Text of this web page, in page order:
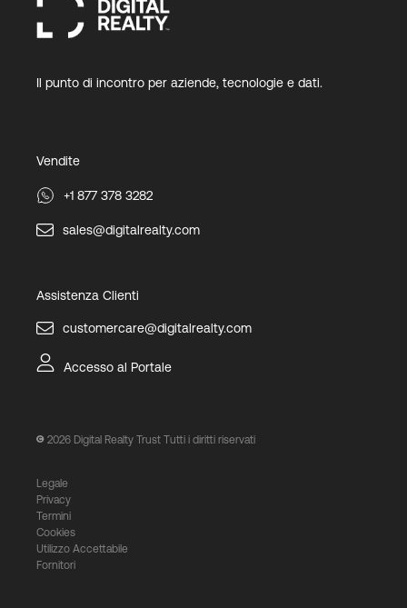
Il punto di incontro per aziende, tecnologie e dati.
Vendite
+1 877 378 3282
sales@digitalrealty.com
Assistenza Clienti
customercare@digitalrealty.com
Accesso al Portale
2026 Digital Realty Trust Tutti i diritti riservati
Legale
Privacy
Termini
Cookies
Utilizzo Accettabile
Fornitori